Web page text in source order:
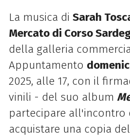
La musica di Sarah
Mercato di Corso
della galleria
Appuntamento
2025, alle 17, con il
vinili - del suo album
partecipare all'incontro
acquistare una copia